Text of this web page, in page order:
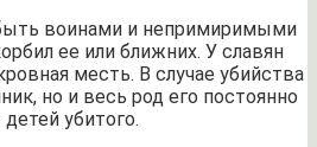
воинами и непримиримыми
ее или ближних. У славян
месть. В случае убийства
но и весь род его постоянно
убитого.